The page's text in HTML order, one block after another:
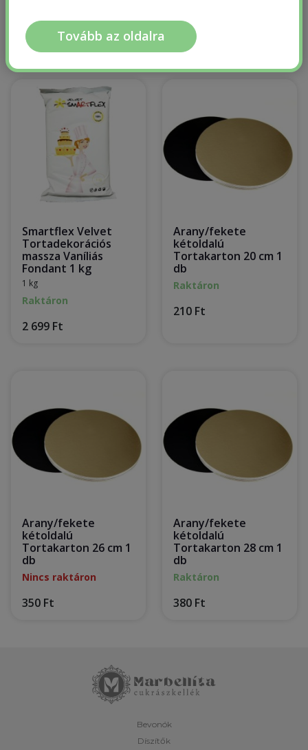
1 299 Ft
Smartflex Velvet
Tortadekorációs
massza Vaníliás
Fondant 1 kg
1 kg
Raktáron
2 699 Ft
Arany/fekete
kétoldalú
Tortakarton 20 cm 1
db
Raktáron
210 Ft
Arany/fekete
kétoldalú
Tortakarton 26 cm 1
db
Nincs raktáron
350 Ft
Arany/fekete
kétoldalú
Tortakarton 28 cm 1
db
Raktáron
380 Ft
Tovább az oldalra
Bevonók
Díszítők